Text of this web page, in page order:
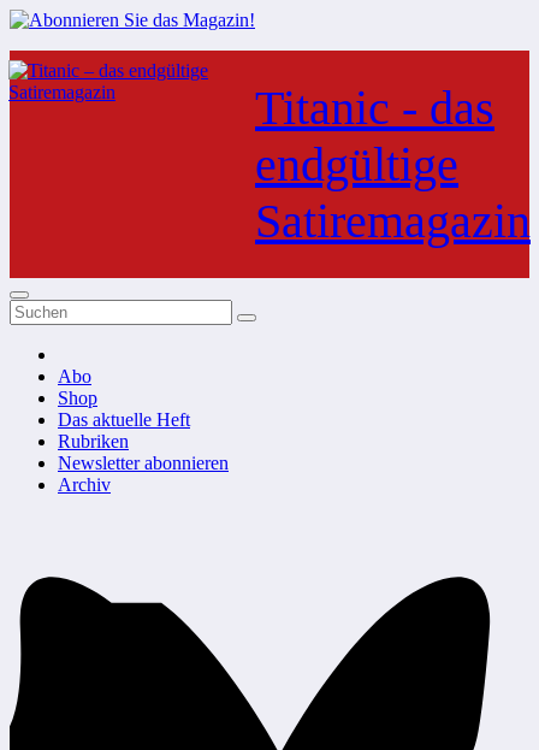
Zum
Inhalt
springen
Titanic - das
endgültige
Satiremagazin
Abo
Shop
Das aktuelle Heft
Rubriken
Newsletter abonnieren
Archiv